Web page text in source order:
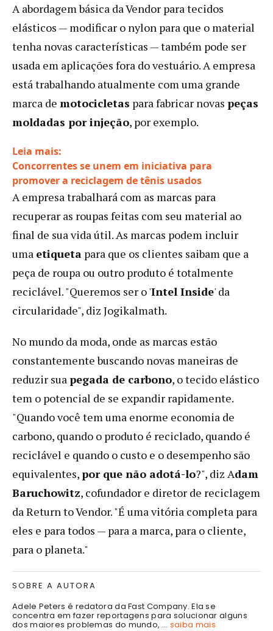
A abordagem básica da Vendor para tecidos
elásticos — modificar o nylon para que o material
tenha novas características — também pode ser
usada em aplicações fora do vestuário. A empresa
está trabalhando atualmente com uma grande
marca de motocicletas para fabricar novas peças
moldadas por injeção, por exemplo.
Leia mais:
Concorrentes se unem em iniciativa para
promover a reciclagem de tênis usados:
Reciclar
tecidos
elásticos
pode
deixar
desafio,
startup
A empresa trabalhará com as marcas para
recuperar as roupas feitas com seu material ao
final de sua vida útil. As marcas podem incluir
uma etiqueta para que os clientes saibam que a
peça de roupa ou outro produto é totalmente
reciclável. "Queremos ser o 'Intel Inside' da
circularidade", diz Jogikalmath.
No mundo da moda, onde as marcas estão
constantemente buscando novas maneiras de
reduzir sua pegada de carbono, o tecido elástico
tem o potencial de se expandir rapidamente.
"Quando você tem uma enorme economia de
carbono, quando o produto é reciclado, quando é
reciclável e quando o custo e o desempenho são
equivalentes, por que não adotá-lo?", diz Adam
Baruchowitz, cofundador e diretor de reciclagem
da Return to Vendor. "É uma vitória completa para
eles e para todos — para a marca, para o cliente,
para o planeta."
SOBRE A AUTORA
Adele Peters é redatora da Fast Company. Ela se
concentra em fazer reportagens para solucionar alguns
dos maiores problemas do mundo, ... saiba mais